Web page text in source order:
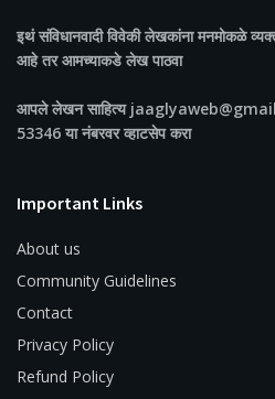
इथं संविधानवादी विवेकी लेखकांना मनमोकळे
आहे तर आमच्याकडे लेख पाठवा
आपले लेखन साहित्य
53346 या नंबरवर व्हाटसेप करा
Important Links
About us
Community Guidelines
Contact
Privacy Policy
Refund Policy